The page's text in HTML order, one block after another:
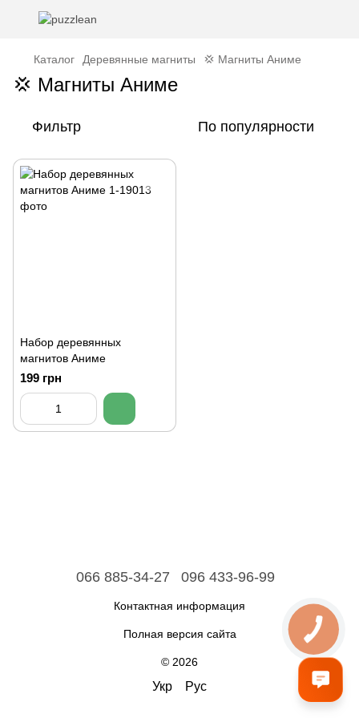
Каталог Деревянные магниты 💢 Магниты Аниме
💢 Магниты Аниме
Фильтр По популярности
Набор деревянных
магнитов Аниме
199 грн
066 885-34-27 096 433-96-99
Контактная информация
Полная версия сайта
© 2026
Укр Рус